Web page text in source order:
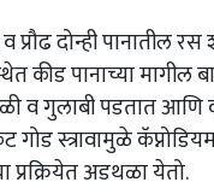
प्रौढ दोन्ही पानातील
कीड पानाच्या मागील
व गुलाबी पडतात आणि
स्त्रावामुळे
प्रक्रियेत अडथळा येतो.